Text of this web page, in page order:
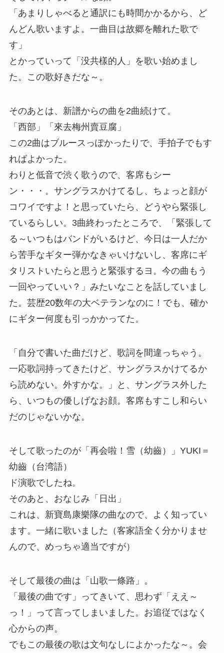
「あまりしゃべると通訳にも時間かかるから、ど
んどん歌いますよ。一曲目は故郷を離れた歌で
す」
とかっていって「没共樣的人」を歌い始めまし
た。この歌好きだな～。
そのあとは、新譜からの曲を2曲続けて。
「西部」「來去梅州賣豆腐」
この2曲はブルースっぽかったりで、手拍子でもす
ればよかった。
わりと低音で渋く歌うので、客席もシー
ン・・・。サングラスかけてるし、ちょっと顔が
コワイですよ！と思っていたら、どうやら緊張し
ているらしい。3曲終わったところで、「緊張して
る～いつもはバンドがいるけど、今日は一人だか
ら苦手なギター弾かなきゃいけないし、客席にギ
タリストいたらと思うと緊張するヨ。今の曲もう
一回やっていい？」みたいなことを話していまし
た。芸歴20数年の大ベテランなのに！でも、確か
にギター何度も引っかかってた。
「自分で書いた曲だけど、歌詞を間違っちゃう。
一応歌詞持ってきたけど、サングラスかけてるか
ら読めない。外すかな。」と、サングラス外した
ら、いつもの優しげなお顔。客席もすこし和らい
だのじゃないかな。
そして歌ったのが「再会啦！雪（幼齒）」YUKI＝
幼齒（台湾語）
ド演歌でしたね。
そのあと、おなじみ「日出」
これは、新寶島康樂隊の曲なので、よく知ってい
ます。一緒に歌いました（客家語全く分かりませ
んので、めっちゃ適当ですが）
そして最後の曲は「山歌一條路」。
「最後の曲です」ってきいて、思わず「ええ～
っ！」って言ってしまいました。お追従ではなく
心からの声。
でもこの最後の歌は文句なしによかったな～。会